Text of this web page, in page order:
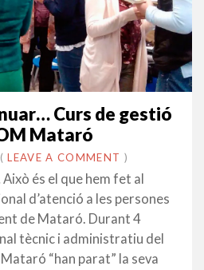
Curs de gestió
Mataró
ON
17
MARÇ
•(LEAVE A COMMENT )
és el que hem fet al
d’atenció a les persones
de Mataró. Durant 4
tècnic i administratiu del
“han parat” la seva